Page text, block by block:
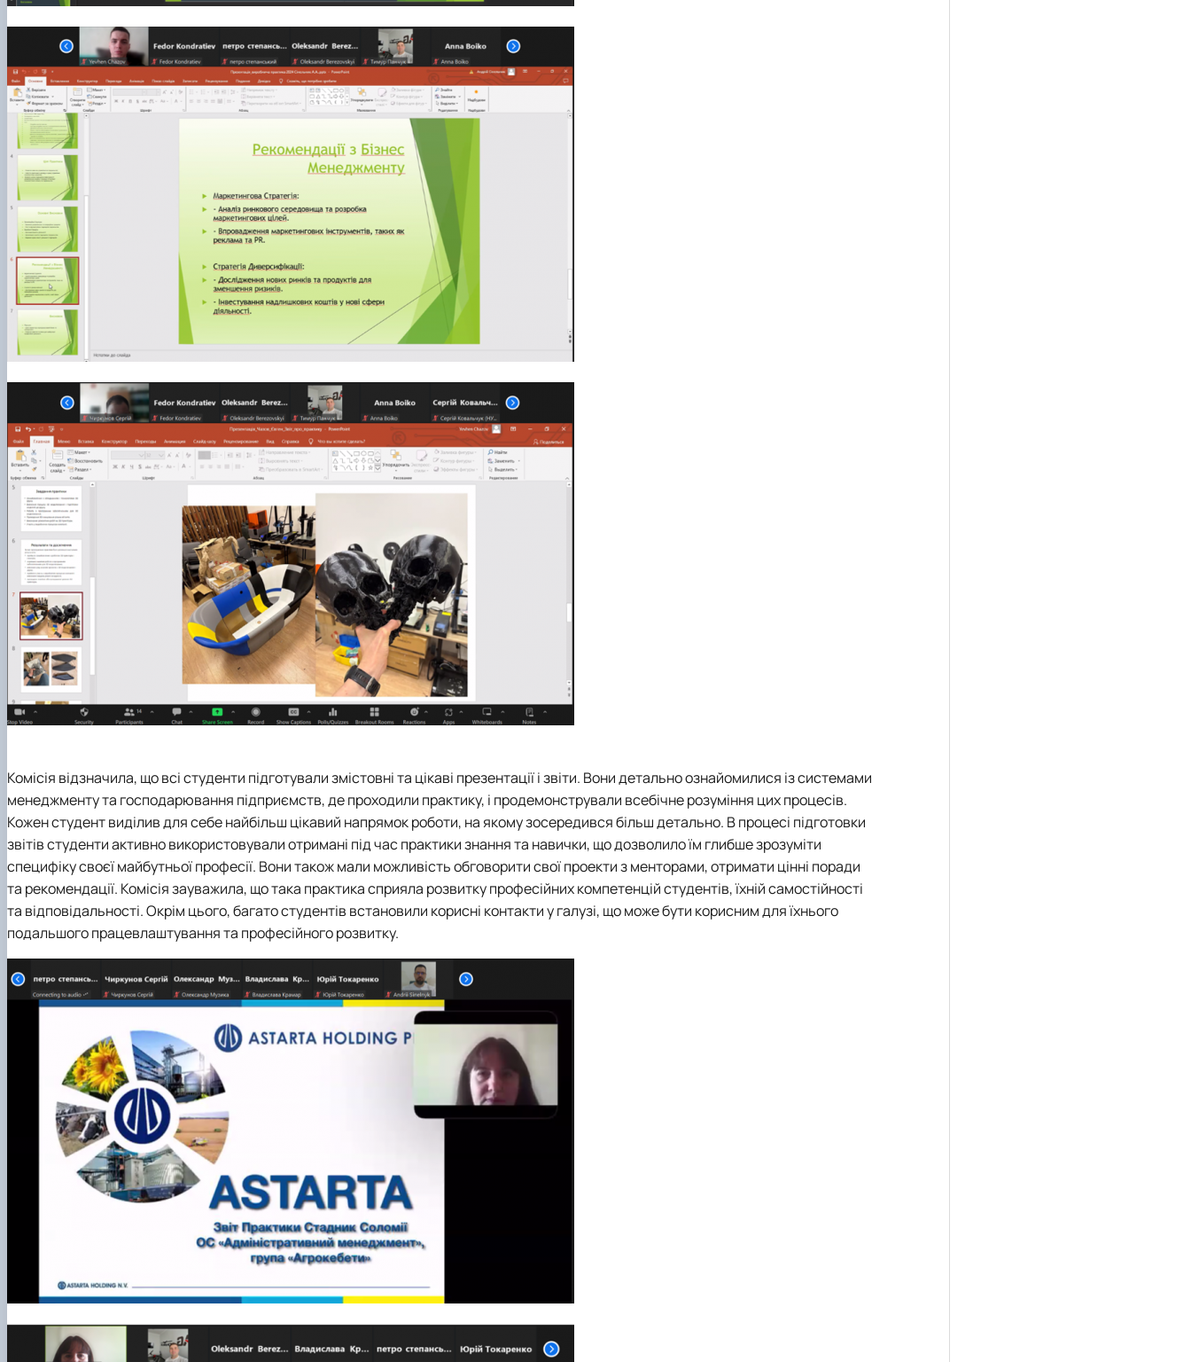
Комісія відзначила, що всі студенти підготували змістовні та цікаві презентації і звіти. Вони детально ознайомилися із системами
менеджменту та господарювання підприємств, де проходили практику, і продемонстрували всебічне розуміння цих процесів.
Кожен студент виділив для себе найбільш цікавий напрямок роботи, на якому зосередився більш детально. В процесі підготовки
звітів студенти активно використовували отримані під час практики знання та навички, що дозволило їм глибше зрозуміти
специфіку своєї майбутньої професії. Вони також мали можливість обговорити свої проекти з менторами, отримати цінні поради
та рекомендації. Комісія зауважила, що така практика сприяла розвитку професійних компетенцій студентів, їхній самостійності
та відповідальності. Окрім цього, багато студентів встановили корисні контакти у галузі, що може бути корисним для їхнього
подальшого працевлаштування та професійного розвитку.